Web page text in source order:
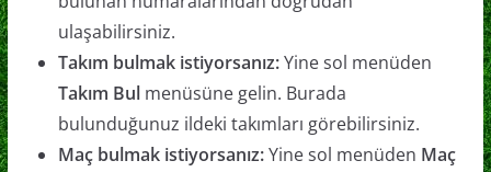
ulaşabilirsiniz.
Takım bulmak istiyorsanız:Yine sol menüden
Takım Bulmenüsüne gelin. Burada
bulunduğunuz ildeki takımları görebilirsiniz.
Maç bulmak istiyorsanız:Yine sol menüden Maç